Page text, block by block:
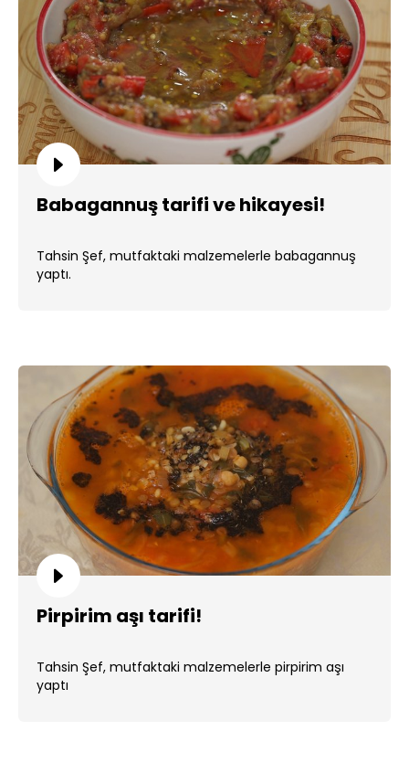
Babagannuş tarifi ve hikayesi!
Tahsin Şef, mutfaktaki malzemelerle babagannuş
yaptı.
Pirpirim aşı tarifi!
Tahsin Şef, mutfaktaki malzemelerle pirpirim aşı
yaptı